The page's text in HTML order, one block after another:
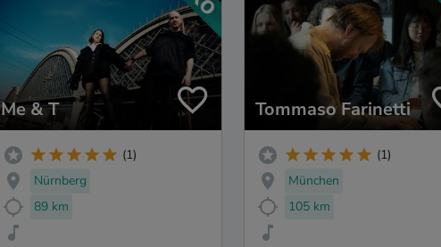
Me & T
(1)
Nürnberg
89 km
Tommaso Farinetti
(1)
München
105 km